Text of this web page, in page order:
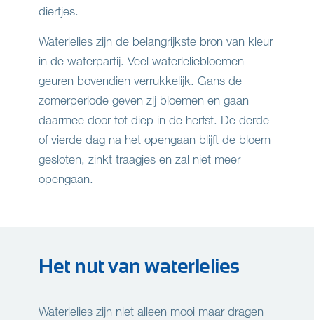
diertjes.
Waterlelies zijn de belangrijkste bron van kleur
in de waterpartij. Veel waterleliebloemen
geuren bovendien verrukkelijk. Gans de
zomerperiode geven zij bloemen en gaan
daarmee door tot diep in de herfst. De derde
of vierde dag na het opengaan blijft de bloem
gesloten, zinkt traagjes en zal niet meer
opengaan.
Het nut van waterlelies
Waterlelies zijn niet alleen mooi maar dragen